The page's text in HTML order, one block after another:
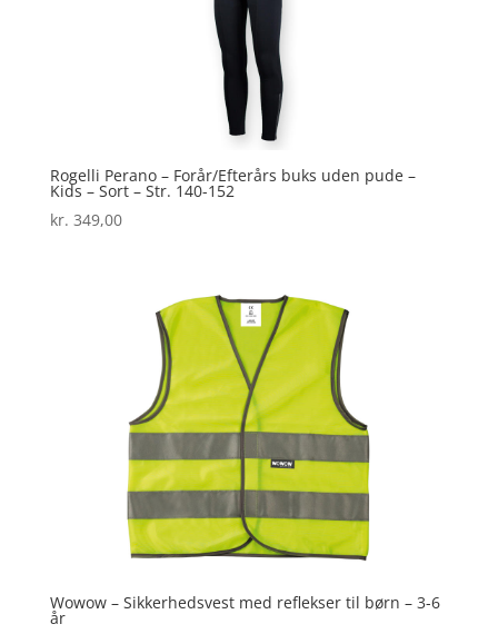
Rogelli Perano – Forår/Efterårs buks uden pude –
Kids – Sort – Str. 140-152
kr. 349,00
Wowow – Sikkerhedsvest med reflekser til børn – 3-6
år